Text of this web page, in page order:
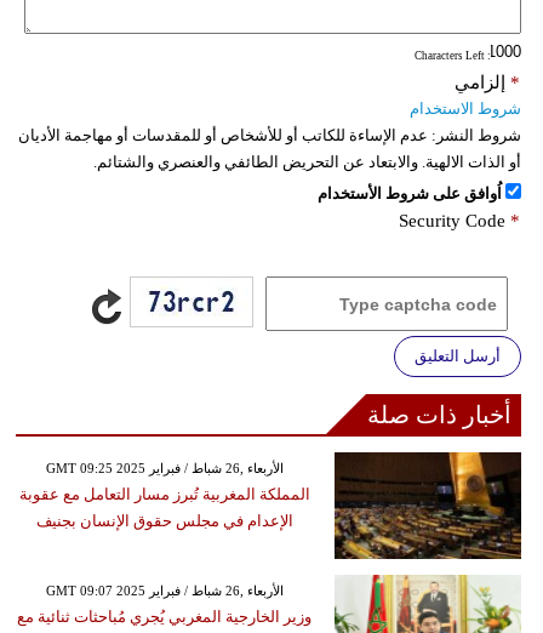
: Characters Left
إلزامي *
شروط الاستخدام
شروط النشر: عدم الإساءة للكاتب أو للأشخاص أو للمقدسات أو مهاجمة الأديان
أو الذات الالهية. والابتعاد عن التحريض الطائفي والعنصري والشتائم.
اُوافق على شروط الأستخدام
Security Code *
أرسل التعليق
أخبار ذات صلة
GMT 09:25 2025 الأربعاء ,26 شباط / فبراير
المملكة المغربية تُبرز مسار التعامل مع عقوبة
الإعدام في مجلس حقوق الإنسان بجنيف
GMT 09:07 2025 الأربعاء ,26 شباط / فبراير
وزير الخارجية المغربي يُجري مُباحثات ثنائية مع